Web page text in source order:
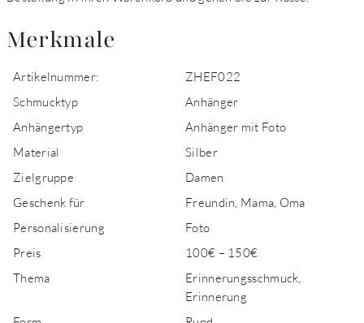
Merkmale
Artikelnummer:
ZHEF022
Schmucktyp
Anhänger
Anhängertyp
Anhänger mit Foto
Material
Silber
Zielgruppe
Damen
Geschenk für
Freundin, Mama, Oma
Personalisierung
Foto
Preis
100€ – 150€
Thema
Erinnerungsschmuck,
Erinnerung